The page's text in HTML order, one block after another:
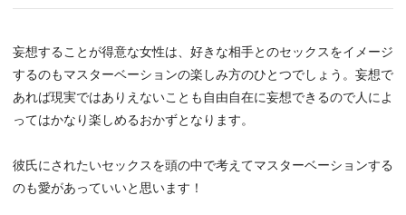
妄想することが得意な女性は、好きな相手とのセックスをイメージ
するのもマスターベーションの楽しみ方のひとつでしょう。妄想で
あれば現実ではありえないことも自由自在に妄想できるので人によ
ってはかなり楽しめるおかずとなります。
彼氏にされたいセックスを頭の中で考えてマスターベーションする
のも愛があっていいと思います！